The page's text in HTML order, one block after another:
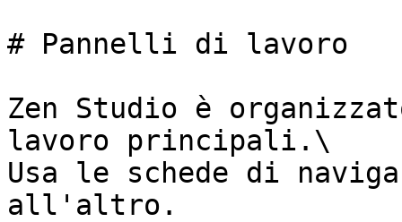
# Pannelli di lavoro
Zen Studio è
lavoro principali.\
Usa le schede di
all'altro.